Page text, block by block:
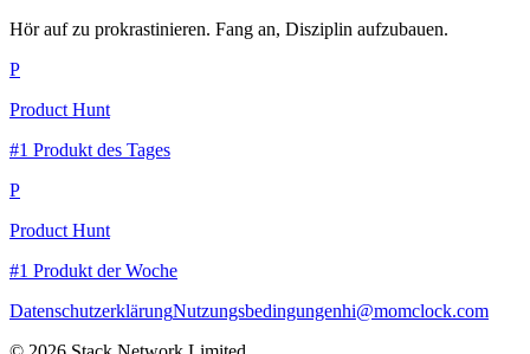
Hör auf zu prokrastinieren. Fang an, Disziplin aufzubauen.
P
Product Hunt
#1 Produkt des Tages
P
Product Hunt
#1 Produkt der Woche
DatenschutzerklärungNutzungsbedingungenhi@momclock.com